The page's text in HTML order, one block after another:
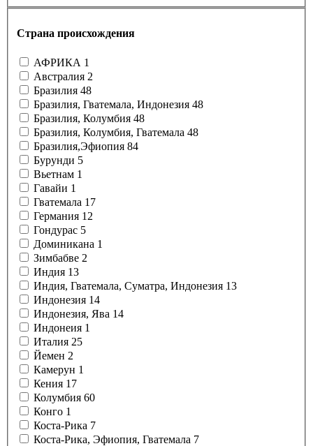
Страна происхождения
АФРИКА 1
Австралия 2
Бразилия 48
Бразилия, Гватемала, Индонезия 48
Бразилия, Колумбия 48
Бразилия, Колумбия, Гватемала 48
Бразилия,Эфиопия 84
Бурунди 5
Вьетнам 1
Гавайи 1
Гватемала 17
Германия 12
Гондурас 5
Доминикана 1
Зимбабве 2
Индия 13
Индия, Гватемала, Суматра, Индонезия 13
Индонезия 14
Индонезия, Ява 14
Индонеия 1
Италия 25
Йемен 2
Камерун 1
Кения 17
Колумбия 60
Конго 1
Коста-Рика 7
Коста-Рика, Эфиопия, Гватемала 7